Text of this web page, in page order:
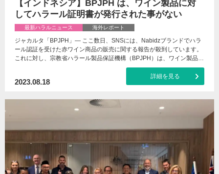
【インドネシア】BPJPH は、ワイン製品に対
してハラール証明書が発行された事がない
最新ハラルニュース 海外レポート
ジャカルタ「BPJPH」— ここ数日、SNSには、Nabidzブランドでハラ
ール認証を受けた赤ワイン商品の販売に関する報告が殺到しています。
これに対し、宗教省ハラール製品保証機構（BPJPH）は、ワイン製品…
2023.08.18
詳細を見る